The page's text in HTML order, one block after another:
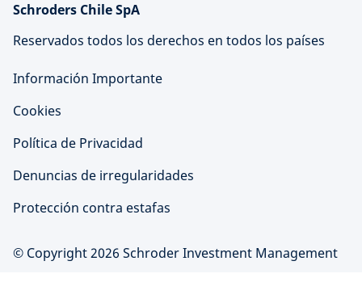
Schroders Chile SpA
Reservados todos los derechos en todos los países
Información Importante
Cookies
Política de Privacidad
Denuncias de irregularidades
Protección contra estafas
© Copyright 2026 Schroder Investment Management